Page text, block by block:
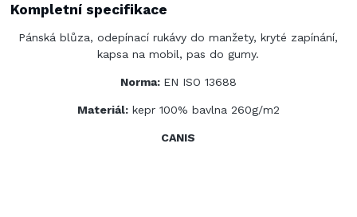
Kompletní specifikace
Pánská blůza, odepínací rukávy do manžety, kryté zapínání,
kapsa na mobil, pas do gumy.
Norma: EN ISO 13688
Materiál:kepr 100% bavlna 260g/m2
CANIS